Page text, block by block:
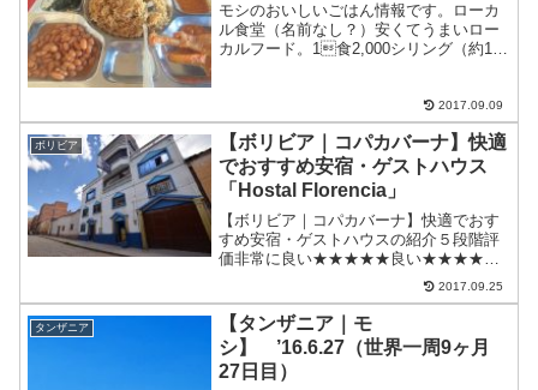
モシのおいしいごはん情報です。ローカ
ル食堂（名前なし？）安くてうまいロー
カルフード。1食2,000シリング（約100
ッシュビーフ2,000シリングチキンとフィ
ッシュが...
2017.09.09
ボリビア
【ボリビア｜コパカバーナ】快適
でおすすめ安宿・ゲストハウス
「Hostal Florencia」
【ボリビア｜コパカバーナ】快適でおす
すめ安宿・ゲストハウスの紹介５段階評
価非常に良い★★★★★良い★★★★☆
普通★★★☆☆悪い★★☆☆☆非常に悪
い★☆☆☆☆コパカバーナで日本人も多
く泊まっている安宿「Hostal Florencia」
料金：...
2017.09.25
タンザニア
【タンザニア｜モ
シ】 ’16.6.27（世界一周9ヶ月
27日目）